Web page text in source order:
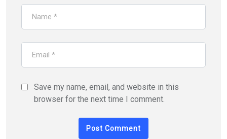
Save my name, email, and website in this
browser for the next time I comment.